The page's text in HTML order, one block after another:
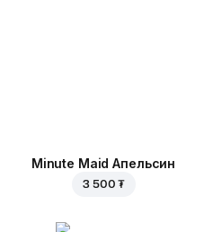
Minute Maid Апельсин
3 500 ₮